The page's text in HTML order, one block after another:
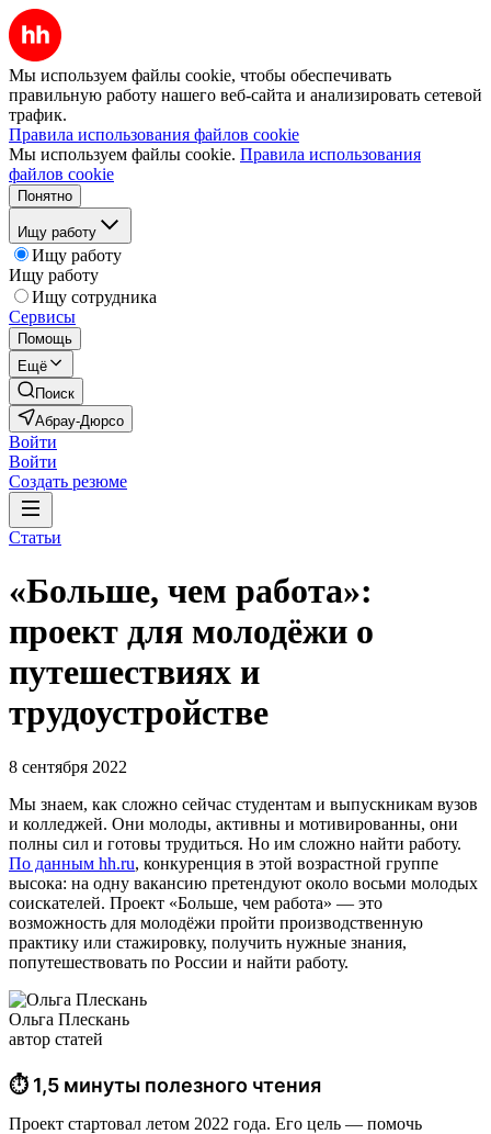
Мы используем файлы cookie, чтобы обеспечивать
правильную работу нашего веб-сайта и анализировать сетевой
трафик.
Правила использования файлов cookie
Мы используем файлы cookie. Правила использования
файлов cookie
Понятно
Ищу работу
Ищу работу
Ищу работу
Ищу сотрудника
Сервисы
Помощь
Ещё
Поиск
Абрау-Дюрсо
Войти
Войти
Создать резюме
Статьи
«Больше, чем работа»:
проект для молодёжи о
путешествиях и
трудоустройстве
8 сентября 2022
Мы знаем, как сложно сейчас студентам и выпускникам вузов
и колледжей. Они молоды, активны и мотивированны, они
полны сил и готовы трудиться. Но им сложно найти работу.
По данным hh.ru, конкуренция в этой возрастной группе
высока: на одну вакансию претендуют около восьми молодых
соискателей. Проект «Больше, чем работа» — это
возможность для молодёжи пройти производственную
практику или стажировку, получить нужные знания,
попутешествовать по России и найти работу.
Ольга Плескань
автор статей
⏱ 1,5 минуты полезного чтения
Проект стартовал летом 2022 года. Его цель — помочь